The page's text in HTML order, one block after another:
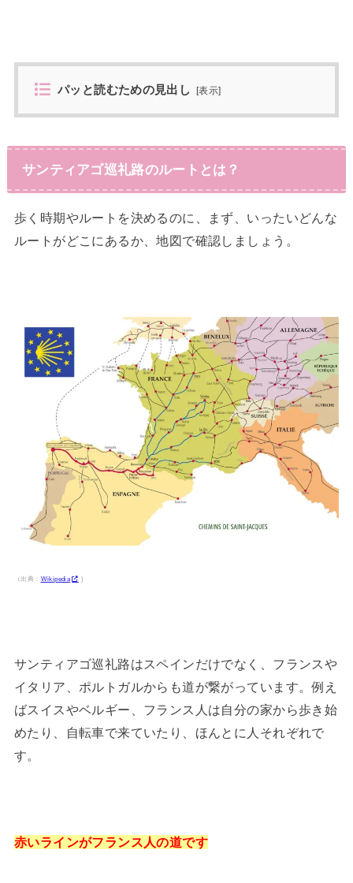
パッと読むための見出し [表示]
サンティアゴ巡礼路のルートとは？
歩く時期やルートを決めるのに、まず、いったいどんな
ルートがどこにあるか、地図で確認しましょう。
（出典： Wikipedia )
サンティアゴ巡礼路はスペインだけでなく、フランスや
イタリア、ポルトガルからも道が繋がっています。例え
ばスイスやベルギー、フランス人は自分の家から歩き始
めたり、自転車で来ていたり、ほんとに人それぞれで
す。
赤いラインがフランス人の道です